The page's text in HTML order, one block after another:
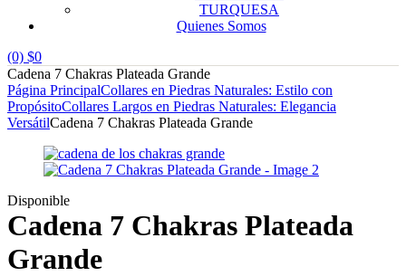
TURQUESA
Quienes Somos
(0) $0
Cadena 7 Chakras Plateada Grande
Página PrincipalCollares en Piedras Naturales: Estilo con
PropósitoCollares Largos en Piedras Naturales: Elegancia
VersátilCadena 7 Chakras Plateada Grande
Disponible
Cadena 7 Chakras Plateada
Grande